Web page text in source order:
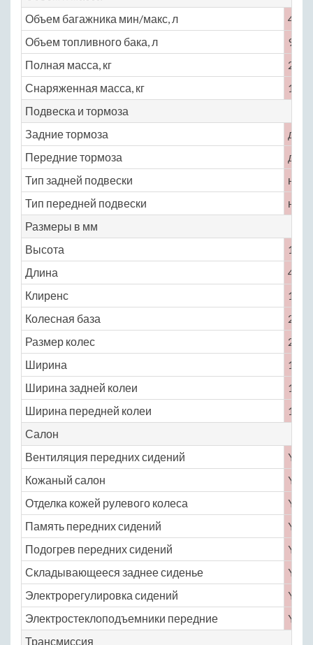
Объем багажника мин/макс, л
450
Объем топливного бака, л
91
Полная масса, кг
2200
Снаряженная масса, кг
1880
Подвеска и тормоза
Задние тормоза
Передние тормоза
Тип задней подвески
Тип передней подвески
Размеры в мм
Высота
1379
Длина
4907
Клиренс
120
Колесная база
2990
Размер колес
245
Ширина
1953
Ширина задней колеи
1660
Ширина передней колеи
1676
Салон
Вентиляция передних сидений
Yes
Кожаный салон
Yes
Отделка кожей рулевого колеса
Yes
Память передних сидений
Yes
Подогрев передних сидений
Yes
Складывающееся заднее сиденье
Yes
Электрорегулировка сидений
Yes
Электростеклоподъемники передние
Yes
Трансмиссия